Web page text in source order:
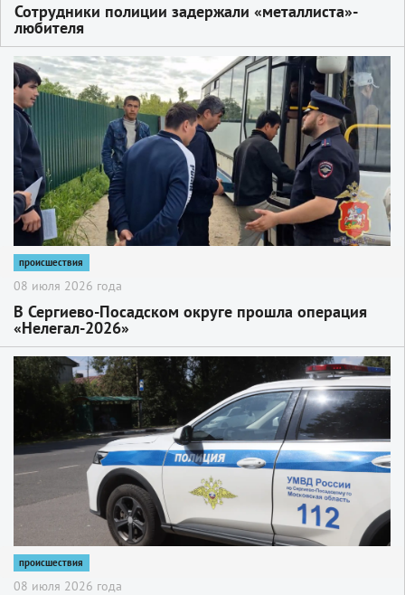
Сотрудники полиции задержали «металлиста»-
любителя
2
происшествия
08 июля 2026 года
В Сергиево-Посадском округе прошла операция
«Нелегал-2026»
2
происшествия
08 июля 2026 года